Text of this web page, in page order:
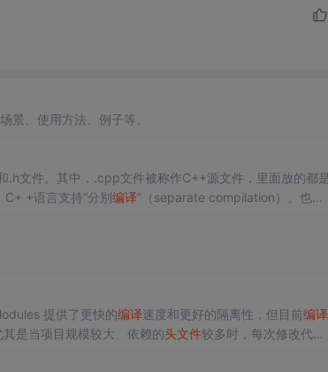
景、使用方法、例子等。
，里面放的也是C++的源代码。 C+ +语言支持“分别编译”（separate compilation）。也就
提供了更快的编译速度和更好的隔离性，但目前编译
其是当项目规模较大、依赖的头文件较多时，每次修改代码